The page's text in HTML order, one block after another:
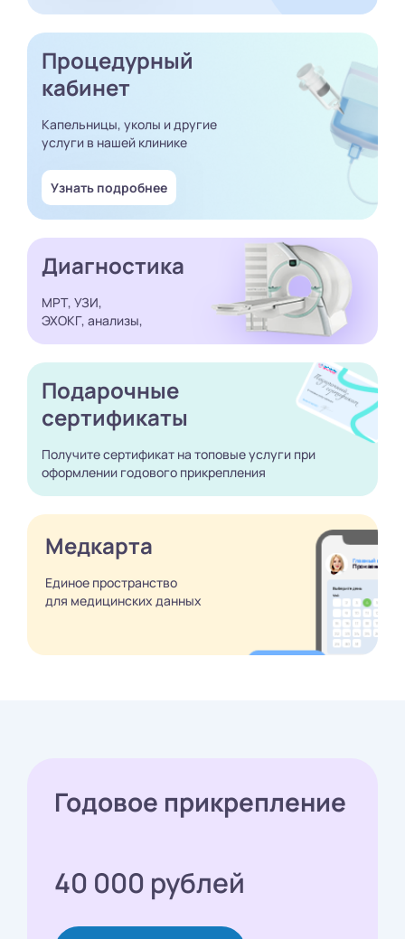
Процедурный
кабинет
Капельницы, уколы и другие
услуги в нашей клинике
Узнать подробнее
Диагностика
МРТ, УЗИ,
ЭХОКГ, анализы,
Подарочные
сертификаты
Получите сертификат на топовые услуги при
оформлении годового прикрепления
Медкарта
Единое пространство
для медицинских данных
Годовое прикрепление
40 000 рублей